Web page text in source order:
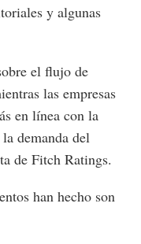
y algunas
el flujo de
las empresas
en línea con la
demanda del
de Fitch Ratings.
han hecho son